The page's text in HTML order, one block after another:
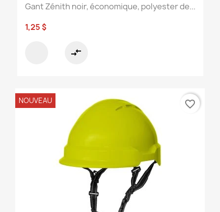
Gant Zénith noir, économique, polyester de...
1,25 $
compare_arrows
NOUVEAU favorite_border